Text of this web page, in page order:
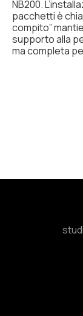
NB200.
pacchetti è
compito”
supporto alla
ma completa